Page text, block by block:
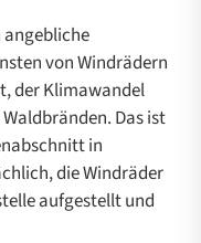
angebliche
von Windrädern
der Klimawandel
Das ist
in
die Windräder
aufgestellt und